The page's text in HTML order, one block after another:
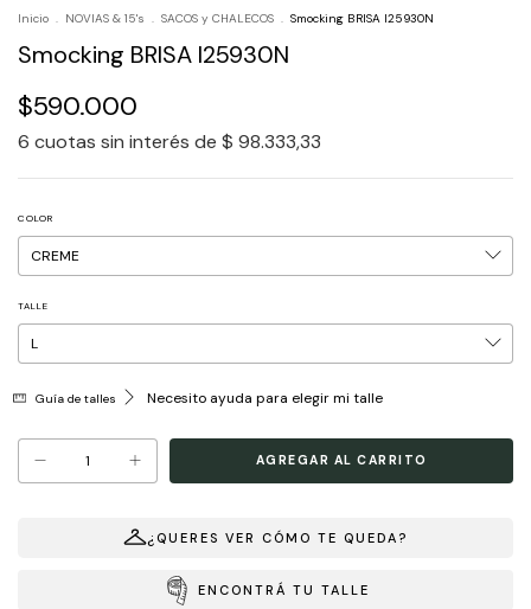
Inicio . NOVIAS & 15's . SACOS y CHALECOS . Smocking BRISA I25930N
Smocking BRISA I25930N
$590.000
6 cuotas sin interés de $ 98.333,33
COLOR
TALLE
Guía de talles Necesito ayuda para elegir mi talle
¿QUERES VER CÓMO TE QUEDA?
ENCONTRÁ TU TALLE